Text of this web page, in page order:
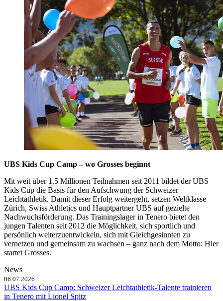
UBS Kids Cup Camp – wo Grosses beginnt
Mit weit über 1.5 Millionen Teilnahmen seit 2011 bildet der UBS
Kids Cup die Basis für den Aufschwung der Schweizer
Leichtathletik. Damit dieser Erfolg weitergeht, setzen Weltklasse
Zürich, Swiss Athletics und Hauptpartner UBS auf gezielte
Nachwuchsförderung. Das Trainingslager in Tenero bietet den
jungen Talenten seit 2012 die Möglichkeit, sich sportlich und
persönlich weiterzuentwickeln, sich mit Gleichgesinnten zu
vernetzen und gemeinsam zu wachsen – ganz nach dem Motto: Hier
startet Grosses.
News
06.07.2026
UBS Kids Cup Camp: Schweizer Leichtathletik-Talente trainieren
in Tenero mit Lionel Spitz